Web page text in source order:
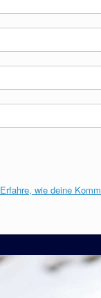
Erfahre, wie deine